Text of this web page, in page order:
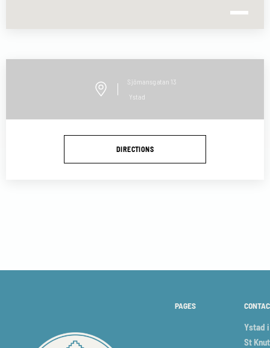
Sjömansgatan 13
Ystad
DIRECTIONS
PAGES
Ystad
St